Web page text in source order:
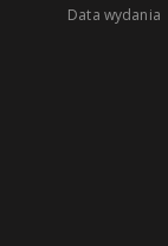
Data wydania